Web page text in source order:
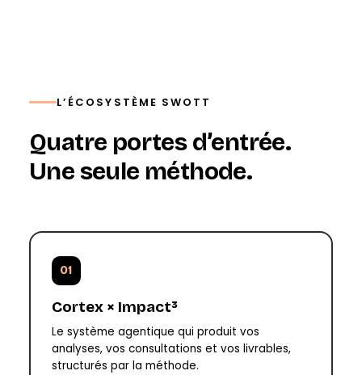
L’ÉCOSYSTÈME SWOTT
Quatre portes d’entrée.
Une seule méthode.
01
Cortex × Impact³
Le système agentique qui produit vos
analyses, vos consultations et vos livrables,
structurés par la méthode.